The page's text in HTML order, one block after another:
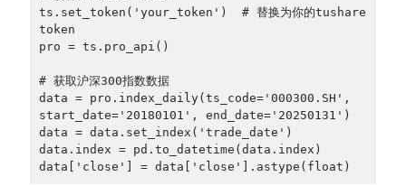
ts.set_token('your_token')  # 替换为你的tushare
token
pro = ts.pro_api()
# 获取沪深300指数数据
data = pro.index_daily(ts_code='000300.SH',
start_date='20180101', end_date='20250131')
data = data.set_index('trade_date')
data.index = pd.to_datetime(data.index)
data['close'] = data['close'].astype(float)